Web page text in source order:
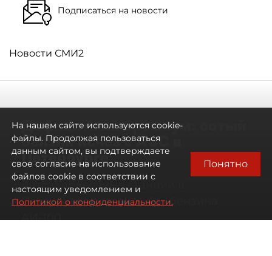
Подписаться на новости
Новости СМИ2
Дефицитный премиум: сотый
бензин исчез с АЗС в
Петербурге
Автозаправочные станции в
Петербурге остались без бензина
АИ-100
На нашем сайте используются cookie-
файлы. Продолжая пользоваться
данным сайтом, вы подтверждаете
свое согласие на использование
файлов cookie в соответствии с
настоящим уведомлением и
Политикой о конфиденциальности.
Понятно